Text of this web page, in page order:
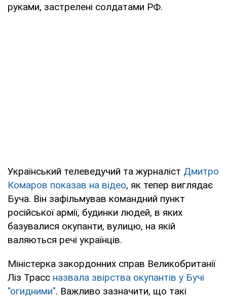
руками, застрелені солдатами РФ.
Український телеведучий та журналіст Дмитро
Комаров показав на відео, як тепер виглядає
Буча. Він зафільмував командний пункт
російської армії, будинки людей, в яких
базувалися окупанти, вулицю, на якій
валяються речі українців.
Міністерка закордонних справ Великобританії
Ліз Трасс назвала звірства окупантів у Бучі
"огидними". Важливо зазначити, що такі